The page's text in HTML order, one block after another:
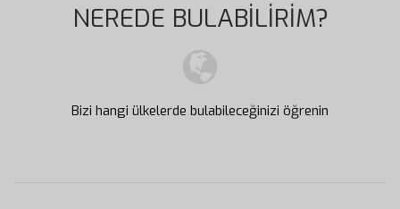
NEREDE BULABİLİRİM?
Bizi hangi ülkelerde bulabileceğinizi öğrenin